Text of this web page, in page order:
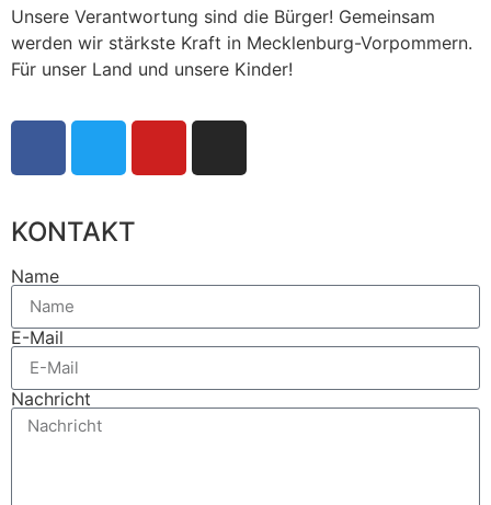
Unsere Verantwortung sind die Bürger! Gemeinsam
werden wir stärkste Kraft in Mecklenburg-Vorpommern.
Für unser Land und unsere Kinder!
KONTAKT
Name
E-Mail
Nachricht